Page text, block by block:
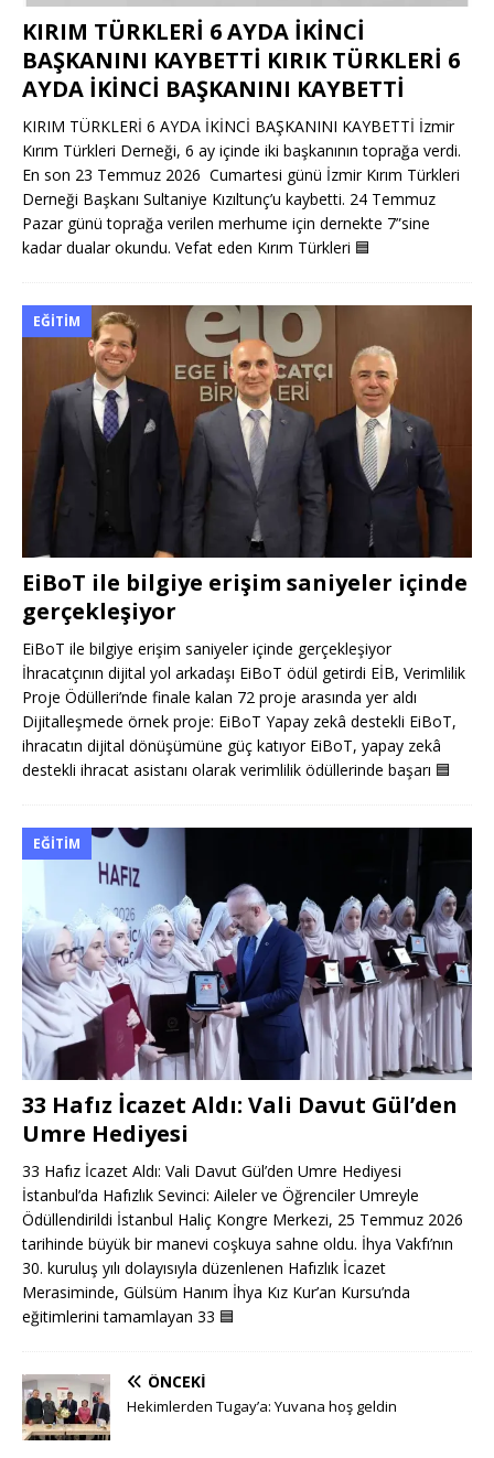
KIRIM TÜRKLERİ 6 AYDA İKİNCİ
BAŞKANINI KAYBETTİ KIRIK TÜRKLERİ 6
AYDA İKİNCİ BAŞKANINI KAYBETTİ
KIRIM TÜRKLERİ 6 AYDA İKİNCİ BAŞKANINI KAYBETTİ İzmir
Kırım Türkleri Derneği, 6 ay içinde iki başkanının toprağa verdi.
En son 23 Temmuz 2026 Cumartesi günü İzmir Kırım Türkleri
Derneği Başkanı Sultaniye Kızıltunç’u kaybetti. 24 Temmuz
Pazar günü toprağa verilen merhume için dernekte 7”sine
kadar dualar okundu. Vefat eden Kırım Türkleri 🟦
EĞITIM
EiBoT ile bilgiye erişim saniyeler içinde
gerçekleşiyor
EiBoT ile bilgiye erişim saniyeler içinde gerçekleşiyor
İhracatçının dijital yol arkadaşı EiBoT ödül getirdi EİB, Verimlilik
Proje Ödülleri’nde finale kalan 72 proje arasında yer aldı
Dijitalleşmede örnek proje: EiBoT Yapay zekâ destekli EiBoT,
ihracatın dijital dönüşümüne güç katıyor EiBoT, yapay zekâ
destekli ihracat asistanı olarak verimlilik ödüllerinde başarı 🟦
EĞITIM
33 Hafız İcazet Aldı: Vali Davut Gül’den
Umre Hediyesi
33 Hafız İcazet Aldı: Vali Davut Gül’den Umre Hediyesi
İstanbul’da Hafızlık Sevinci: Aileler ve Öğrenciler Umreyle
Ödüllendirildi İstanbul Haliç Kongre Merkezi, 25 Temmuz 2026
tarihinde büyük bir manevi coşkuya sahne oldu. İhya Vakfı’nın
30. kuruluş yılı dolayısıyla düzenlenen Hafızlık İcazet
Merasiminde, Gülsüm Hanım İhya Kız Kur’an Kursu’nda
eğitimlerini tamamlayan 33 🟦
ÖNCEKI
Hekimlerden Tugay’a: Yuvana hoş geldin